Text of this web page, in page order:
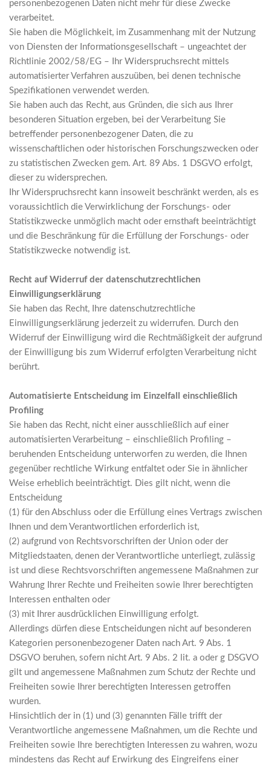
personenbezogenen Daten nicht mehr für diese Zwecke
verarbeitet.
Sie haben die Möglichkeit, im Zusammenhang mit der Nutzung
von Diensten der Informationsgesellschaft – ungeachtet der
Richtlinie 2002/58/EG – Ihr Widerspruchsrecht mittels
automatisierter Verfahren auszuüben, bei denen technische
Spezifikationen verwendet werden.
Sie haben auch das Recht, aus Gründen, die sich aus Ihrer
besonderen Situation ergeben, bei der Verarbeitung Sie
betreffender personenbezogener Daten, die zu
wissenschaftlichen oder historischen Forschungszwecken oder
zu statistischen Zwecken gem. Art. 89 Abs. 1 DSGVO erfolgt,
dieser zu widersprechen.
Ihr Widerspruchsrecht kann insoweit beschränkt werden, als es
voraussichtlich die Verwirklichung der Forschungs- oder
Statistikzwecke unmöglich macht oder ernsthaft beeinträchtigt
und die Beschränkung für die Erfüllung der Forschungs- oder
Statistikzwecke notwendig ist.
Recht auf Widerruf der datenschutzrechtlichen
Einwilligungserklärung
Sie haben das Recht, Ihre datenschutzrechtliche
Einwilligungserklärung jederzeit zu widerrufen. Durch den
Widerruf der Einwilligung wird die Rechtmäßigkeit der aufgrund
der Einwilligung bis zum Widerruf erfolgten Verarbeitung nicht
berührt.
Automatisierte Entscheidung im Einzelfall einschließlich
Profiling
Sie haben das Recht, nicht einer ausschließlich auf einer
automatisierten Verarbeitung – einschließlich Profiling –
beruhenden Entscheidung unterworfen zu werden, die Ihnen
gegenüber rechtliche Wirkung entfaltet oder Sie in ähnlicher
Weise erheblich beeinträchtigt. Dies gilt nicht, wenn die
Entscheidung
(1) für den Abschluss oder die Erfüllung eines Vertrags zwischen
Ihnen und dem Verantwortlichen erforderlich ist,
(2) aufgrund von Rechtsvorschriften der Union oder der
Mitgliedstaaten, denen der Verantwortliche unterliegt, zulässig
ist und diese Rechtsvorschriften angemessene Maßnahmen zur
Wahrung Ihrer Rechte und Freiheiten sowie Ihrer berechtigten
Interessen enthalten oder
(3) mit Ihrer ausdrücklichen Einwilligung erfolgt.
Allerdings dürfen diese Entscheidungen nicht auf besonderen
Kategorien personenbezogener Daten nach Art. 9 Abs. 1
DSGVO beruhen, sofern nicht Art. 9 Abs. 2 lit. a oder g DSGVO
gilt und angemessene Maßnahmen zum Schutz der Rechte und
Freiheiten sowie Ihrer berechtigten Interessen getroffen
wurden.
Hinsichtlich der in (1) und (3) genannten Fälle trifft der
Verantwortliche angemessene Maßnahmen, um die Rechte und
Freiheiten sowie Ihre berechtigten Interessen zu wahren, wozu
mindestens das Recht auf Erwirkung des Eingreifens einer